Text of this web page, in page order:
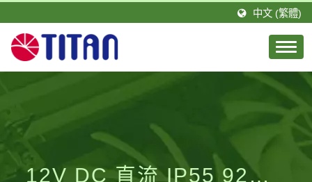
中文 (繁體)
12V DC 直流 IP55 92MM